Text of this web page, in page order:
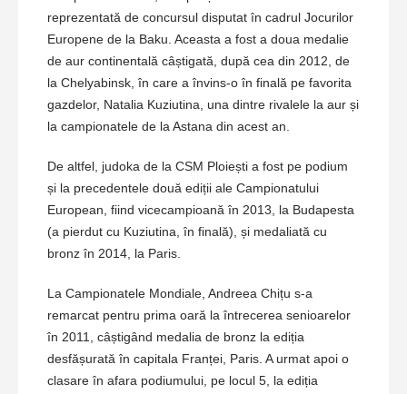
reprezentată de concursul disputat în cadrul Jocurilor
Europene de la Baku. Aceasta a fost a doua medalie
de aur continentală câștigată, după cea din 2012, de
la Chelyabinsk, în care a învins-o în finală pe favorita
gazdelor, Natalia Kuziutina, una dintre rivalele la aur și
la campionatele de la Astana din acest an.
De altfel, judoka de la CSM Ploiești a fost pe podium
și la precedentele două ediții ale Campionatului
European, fiind vicecampioană în 2013, la Budapesta
(a pierdut cu Kuziutina, în finală), și medaliată cu
bronz în 2014, la Paris.
La Campionatele Mondiale, Andreea Chițu s-a
remarcat pentru prima oară la întrecerea senioarelor
în 2011, câștigând medalia de bronz la ediția
desfășurată în capitala Franței, Paris. A urmat apoi o
clasare în afara podiumului, pe locul 5, la ediția